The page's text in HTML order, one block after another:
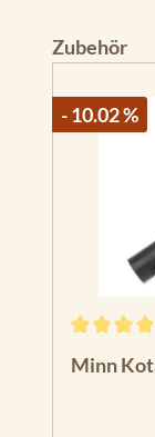
Zubehör
- 10.02 %
Minn